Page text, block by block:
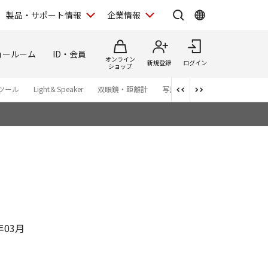
製品・サポート情報 企業情報
ールーム ID・会員
オンライン
ショップ
新規登録 ログイン
ール Light＆Speaker 双眼鏡・距離計 写真集 アプリ・ソフトウエ
03月